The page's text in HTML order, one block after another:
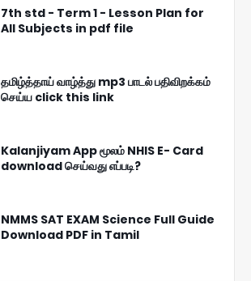
7th std - Term 1 - Lesson Plan for
All Subjects in pdf file
தமிழ்த்தாய் வாழ்த்து mp3 பாடல் பதிவிறக்கம்
செய்ய click this link
Kalanjiyam App மூலம் NHIS E- Card
download செய்வது எப்படி?
NMMS SAT EXAM Science Full Guide
Download PDF in Tamil